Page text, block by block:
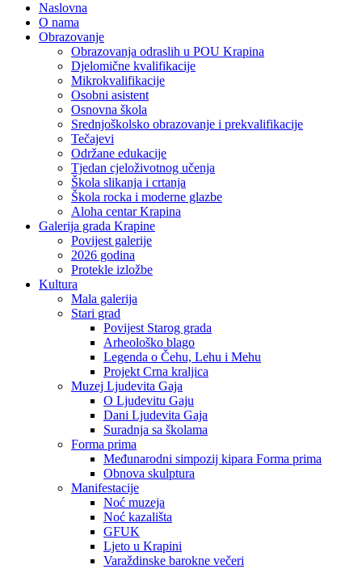
Naslovna
O nama
Obrazovanje
Obrazovanja odraslih u POU Krapina
Djelomične kvalifikacije
Mikrokvalifikacije
Osobni asistent
Osnovna škola
Srednjoškolsko obrazovanje i prekvalifikacije
Tečajevi
Održane edukacije
Tjedan cjeloživotnog učenja
Škola slikanja i crtanja
Škola rocka i moderne glazbe
Aloha centar Krapina
Galerija grada Krapine
Povijest galerije
2026 godina
Protekle izložbe
Kultura
Mala galerija
Stari grad
Povijest Starog grada
Arheološko blago
Legenda o Čehu, Lehu i Mehu
Projekt Crna kraljica
Muzej Ljudevita Gaja
O Ljudevitu Gaju
Dani Ljudevita Gaja
Suradnja sa školama
Forma prima
Međunarodni simpozij kipara Forma prima
Obnova skulptura
Manifestacije
Noć muzeja
Noć kazališta
GFUK
Ljeto u Krapini
Varaždinske barokne večeri